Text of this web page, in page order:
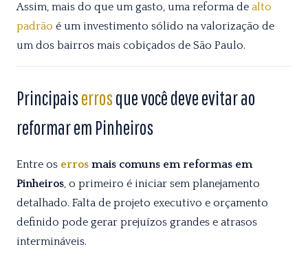
Assim, mais do que um gasto, uma reforma de alto
padrão é um investimento sólido na valorização de
um dos bairros mais cobiçados de São Paulo.
Principaiserrosque você deve evitar ao
reformar em Pinheiros
Entre os erros mais comuns em reformas em
Pinheiros, o primeiro é iniciar sem planejamento
detalhado. Falta de projeto executivo e orçamento
definido pode gerar prejuízos grandes e atrasos
intermináveis.